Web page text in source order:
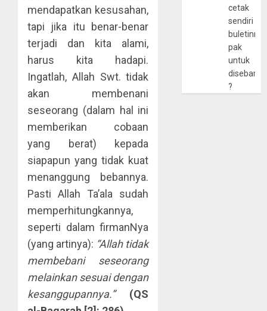
mendapatkan kesusahan,
tapi jika itu benar-benar
terjadi dan kita alami,
harus kita hadapi.
Ingatlah, Allah Swt. tidak
akan membenani
seseorang (dalam hal ini
memberikan cobaan
yang berat) kepada
siapapun yang tidak kuat
menanggung bebannya.
Pasti Allah Ta’ala sudah
memperhitungkannya,
seperti dalam firmanNya
(yang artinya): “Allah tidak
membebani seseorang
melainkan sesuai dengan
kesanggupannya.”
(QS
cetak
sendiri
pak
untuk
?